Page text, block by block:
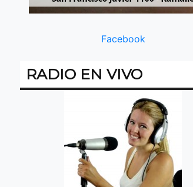
Facebook
RADIO EN VIVO